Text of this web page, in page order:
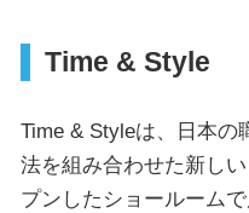
Time & Style
Time & Styleは、日本の
法を組み合わせた新し
プンしたショールームで